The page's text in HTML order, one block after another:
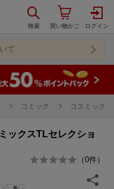
て
コミック コスミック
ックスTLセレクショ
（0件）